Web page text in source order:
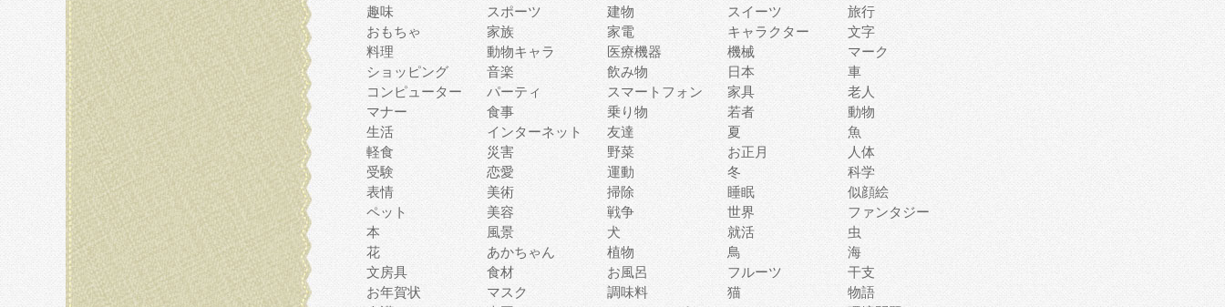
趣味
スポーツ 建物 スイーツ
旅行
おもちゃ
家族 家電 キャラクター
文字
料理
動物キャラ 医療機器 機械
マーク
ショッピング
音楽 飲み物 日本
車
コンピューター
パーティ スマートフォン 家具
老人
マナー
食事 乗り物 若者
動物
生活
インターネット 友達 夏
魚
軽食
災害 野菜 お正月
人体
受験
恋愛 運動 冬
科学
表情
美術 掃除 睡眠
似顔絵
ペット
美容 戦争 世界
ファンタジー
本
風景 犬 就活
虫
花
あかちゃん 植物 鳥
海
文房具
食材 お風呂 フルーツ
干支
お年賀状
マスク 調味料 猫
物語